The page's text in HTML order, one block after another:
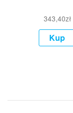
343,40zł
Kup